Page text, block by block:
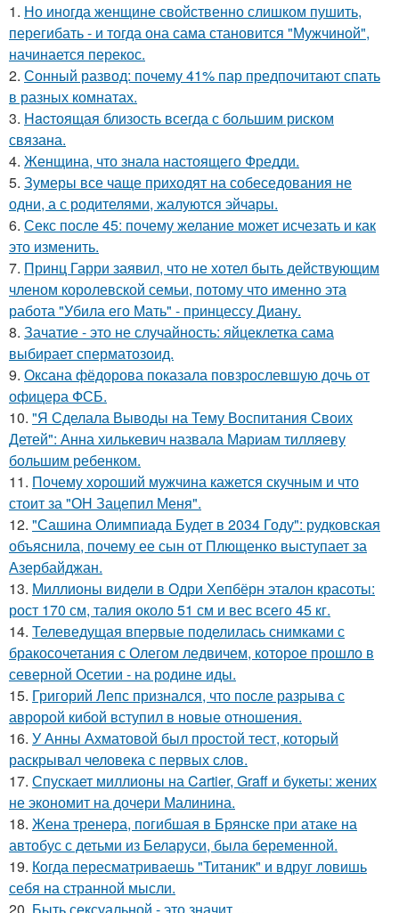
1. Но иногда женщине свойственно слишком пушить,
перегибать - и тогда она сама становится "Мужчиной",
начинается перекос.
2. Сонный развод: почему 41% пар предпочитают спать
в разных комнатах.
3. Hacтоящая близость всегда с большим риском
связана.
4. Женщина, что знала настоящего Фредди.
5. Зумеры все чаще приходят на собеседования не
одни, а с родителями, жалуются эйчары.
6. Секс после 45: почему желание может исчезать и как
это изменить.
7. Принц Гарри заявил, что не хотел быть действующим
членом королевской семьи, потому что именно эта
работа "Убила его Мать" - принцессу Диану.
8. Зачатие - это не случайность: яйцеклетка сама
выбирает сперматозоид.
9. Оксана фёдорова показала повзрослевшую дочь от
офицера ФСБ.
10. "Я Сделала Выводы на Тему Воспитания Своих
Детей": Анна хилькевич назвала Мариам тилляеву
большим ребенком.
11. Почему хороший мужчина кажется скучным и что
стоит за "ОН Зацепил Меня".
12. "Сашина Олимпиада Будет в 2034 Году": рудковская
объяснила, почему ее сын от Плющенко выступает за
Азербайджан.
13. Миллионы видели в Одри Хепбёрн эталон красоты:
рост 170 см, талия около 51 см и вес всего 45 кг.
14. Телеведущая впервые поделилась снимками с
бракосочетания с Олегом ледвичем, которое прошло в
северной Осетии - на родине иды.
15. Григорий Лепс признался, что после разрыва с
авророй кибой вступил в новые отношения.
16. У Анны Ахматовой был простой тест, который
раскрывал человека с первых слов.
17. Спускает миллионы на Cartier, Graff и букеты: жених
не экономит на дочери Малинина.
18. Жена тренера, погибшая в Брянске при атаке на
автобус с детьми из Беларуси, была беременной.
19. Когда пересматриваешь "Титаник" и вдруг ловишь
себя на странной мысли.